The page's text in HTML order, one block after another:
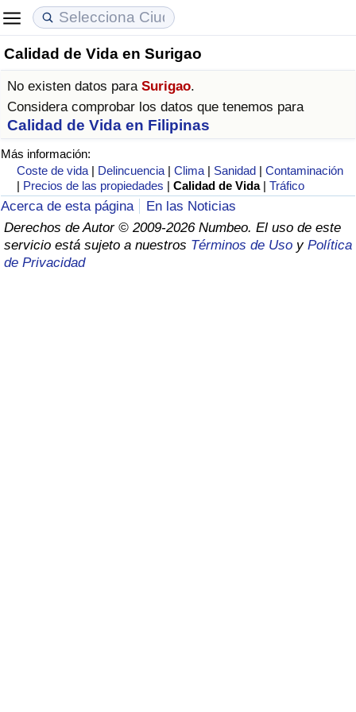
Calidad de Vida en Surigao
No existen datos para Surigao.
Considera comprobar los datos que tenemos para
Calidad de Vida en Filipinas
Más información:
Coste de vida | Delincuencia |Clima | Sanidad |Contaminación
| Precios de las propiedades |Calidad de Vida |Tráfico
Acerca de esta página
En las Noticias
Derechos de Autor © 2009-2026 Numbeo. El uso de este
servicio está sujeto a nuestros Términos de Uso y Política
de Privacidad
Coste de vida
Índice de Costo de Vida (Actual)
Índice de Costo de Vida
Índice de costo de vida por país
en aqaba
Precios de las propiedades
Índice de Precios de Inmuebles (Actual)
Índice de Precios de Inmuebles
Índice de Precios de Inmuebles por País
Calidad de Vida
Índice de Calidad de Vida
Índice de Calidad de Vida (Actual)
Índice de calidad de vida por país
Delincuencia
Calificación del Índice de Criminalidad